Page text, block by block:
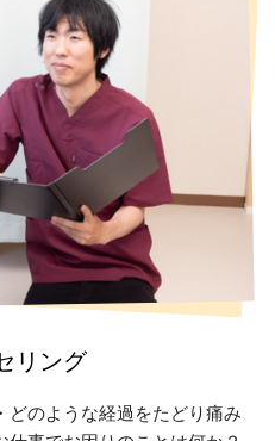
リング
どのような経過をたどり痛み